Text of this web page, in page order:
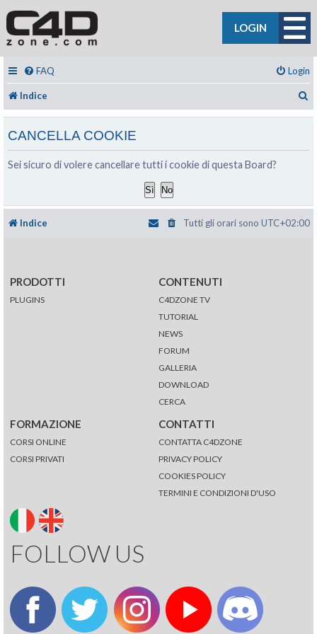
LOGIN
FAQ Login
Indice
CANCELLA COOKIE
Sei sicuro di volere cancellare tutti i cookie di questa Board?
Indice Tutti gli orari sono UTC+02:00
PRODOTTI
PLUGINS
CONTENUTI
C4DZONE TV
TUTORIAL
NEWS
FORUM
GALLERIA
DOWNLOAD
CERCA
FORMAZIONE
CORSI ONLINE
CORSI PRIVATI
CONTATTI
CONTATTA C4DZONE
PRIVACY POLICY
COOKIES POLICY
TERMINI E CONDIZIONI D'USO
FOLLOW US